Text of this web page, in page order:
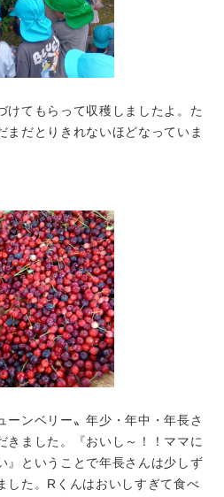
けてもらって収穫しましたよ。た
まだとりきれないほどなっていま
ーンベリー〟年少・年中・年長さ
きました。『おいし～！！ママに
』ということで年長さんは少しず
した。Rくんはおいしすぎて食べ